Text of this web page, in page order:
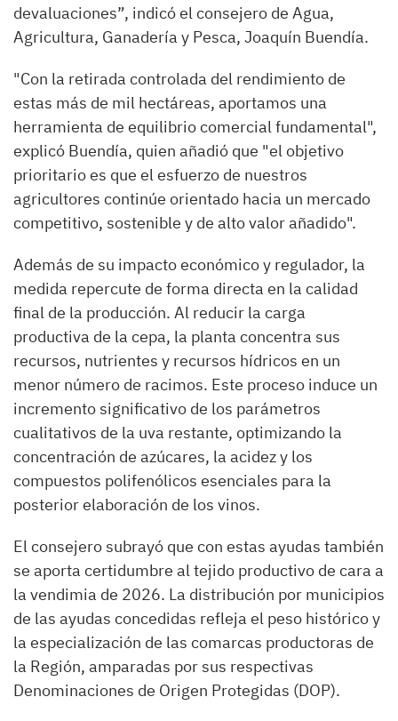
devaluaciones”, indicó el consejero de Agua,
Agricultura, Ganadería y Pesca, Joaquín Buendía.
"Con la retirada controlada del rendimiento de
estas más de mil hectáreas, aportamos una
herramienta de equilibrio comercial fundamental",
explicó Buendía, quien añadió que "el objetivo
prioritario es que el esfuerzo de nuestros
agricultores continúe orientado hacia un mercado
competitivo, sostenible y de alto valor añadido".
Además de su impacto económico y regulador, la
medida repercute de forma directa en la calidad
final de la producción. Al reducir la carga
productiva de la cepa, la planta concentra sus
recursos, nutrientes y recursos hídricos en un
menor número de racimos. Este proceso induce un
incremento significativo de los parámetros
cualitativos de la uva restante, optimizando la
concentración de azúcares, la acidez y los
compuestos polifenólicos esenciales para la
posterior elaboración de los vinos.
El consejero subrayó que con estas ayudas también
se aporta certidumbre al tejido productivo de cara a
la vendimia de 2026. La distribución por municipios
de las ayudas concedidas refleja el peso histórico y
la especialización de las comarcas productoras de
la Región, amparadas por sus respectivas
Denominaciones de Origen Protegidas (DOP).